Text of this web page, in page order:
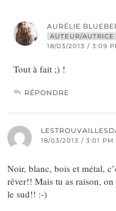
AURÉLIE
AUTEUR/AUTRICE
18/03/2013 / 3:09
Tout à fait ;) !
RÉPONDRE
18/03/2013 / 3:01 PM
Noir, blanc, bois et métal,
rêver!! Mais tu as raison,
le sud!! :-)